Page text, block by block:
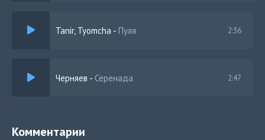
Tanir, Tyomcha - Пуля 2:36
Черняев - Серенада 2:47
Комментарии